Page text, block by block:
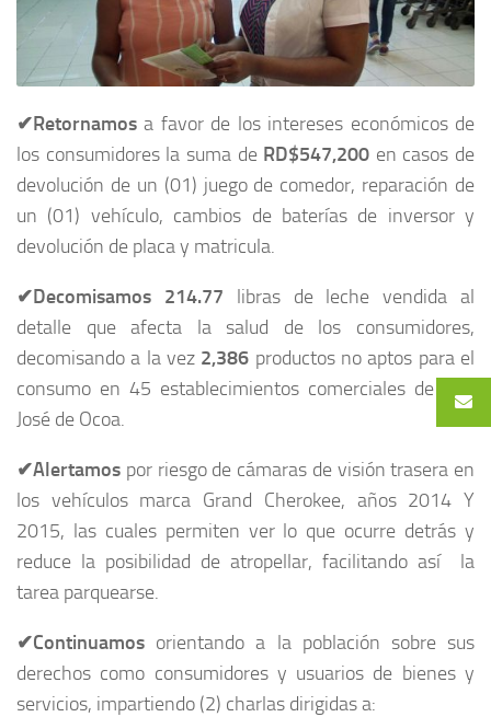
✔Retornamosa favor de los intereses económicos de
los consumidores la suma de RD$547,200 en casos de
devolución de un (01) juego de comedor, reparación de
un (01) vehículo, cambios de baterías de inversor y
devolución de placa y matricula.
✔Decomisamos 214.77 libras de leche vendida al
detalle que afecta la salud de los consumidores,
decomisando a la vez 2,386 productos no aptos para el
consumo en 45 establecimientos comerciales de San
José de Ocoa.
✔Alertamos por riesgo de cámaras de visión trasera en
los vehículos marca Grand Cherokee, años 2014 Y
2015, las cuales permiten ver lo que ocurre detrás y
reduce la posibilidad de atropellar, facilitando así la
tarea parquearse.
✔Continuamos orientando a la población sobre sus
derechos como consumidores y usuarios de bienes y
servicios, impartiendo (2) charlas dirigidas a: